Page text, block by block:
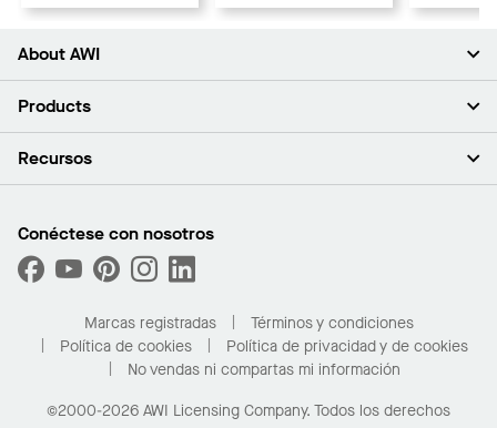
About AWI
Acerca de nosotros
Sala de prensa
¿Cuáles son mis opciones de compra?
Products
Plafones
Capacidades personalizadas
Desempeño
Recursos
Buscar un distribuidor
Solicitar muestras
Compre en línea con Kanopi
Para el hogar
Conéctese con nosotros
Marcas registradas
Términos y condiciones
Política de cookies
Política de privacidad y de cookies
No vendas ni compartas mi información
©2000-2026 AWI Licensing Company. Todos los derechos